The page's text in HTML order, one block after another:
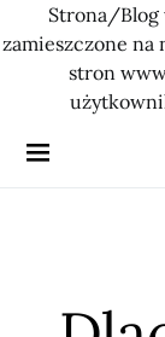
Strona/Blog
zamieszczone na
stron